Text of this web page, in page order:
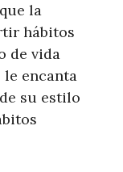
la
hábitos
de vida
le encanta
su estilo